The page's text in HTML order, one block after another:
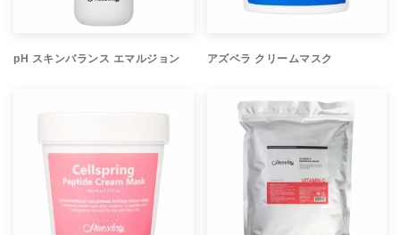
pH スキンバランス エマルジョン アズベラ クリームマスク